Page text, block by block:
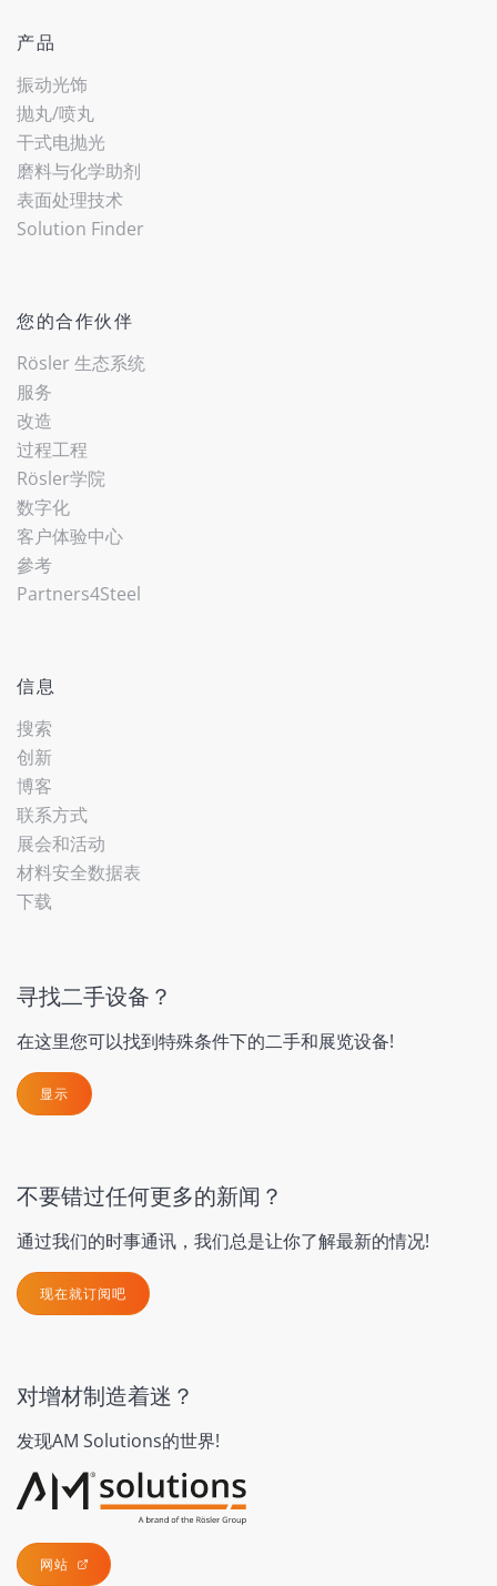
产品
振动光饰
抛丸/喷丸
干式电抛光
磨料与化学助剂
表面处理技术
Solution Finder
您的合作伙伴
Rösler 生态系统
服务
改造
过程工程
Rösler学院
数字化
客户体验中心
參考
Partners4Steel
信息
搜索
创新
博客
联系方式
展会和活动
材料安全数据表
下载
寻找二手设备？
在这里您可以找到特殊条件下的二手和展览设备!
显示
不要错过任何更多的新闻？
通过我们的时事通讯，我们总是让你了解最新的情况!
现在就订阅吧
对增材制造着迷？
发现AM Solutions的世界!
网站